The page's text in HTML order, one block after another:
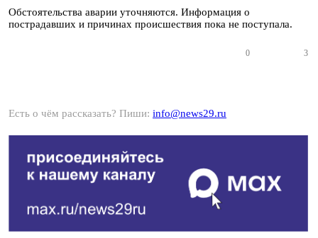
Обстоятельства аварии уточняются. Информация о
пострадавших и причинах происшествия пока не поступала.
0 3
Есть о чём рассказать? Пиши: info@news29.ru